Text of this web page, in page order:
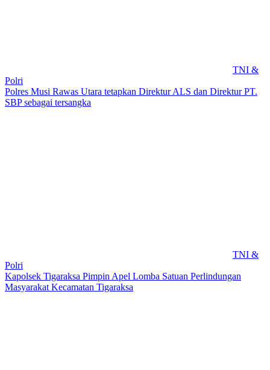
TNI &
Polri
Polres Musi Rawas Utara tetapkan Direktur ALS dan Direktur PT.
SBP sebagai tersangka
TNI &
Polri
Kapolsek Tigaraksa Pimpin Apel Lomba Satuan Perlindungan
Masyarakat Kecamatan Tigaraksa